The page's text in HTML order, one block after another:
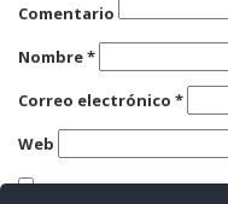
Comentario
Nombre*
Correo electrónico *
Web